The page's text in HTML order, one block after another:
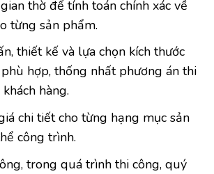
thờ để tính toán chính xác về
từng sản phẩm.
thiết kế và lựa chọn kích thước
hợp, thống nhất phương án thi
hàng.
chi tiết cho từng hạng mục sản
công trình.
trong quá trình thi công, quý